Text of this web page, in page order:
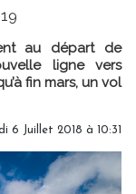
au départ de
ligne vers
fin mars, un vol
6 Juillet 2018 à 10:31